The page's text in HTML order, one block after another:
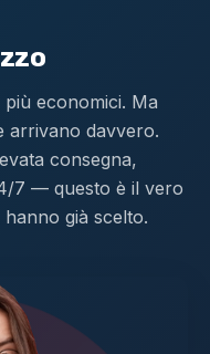
economici. Ma
arrivano davvero.
consegna,
7 — questo è il vero
già scelto.